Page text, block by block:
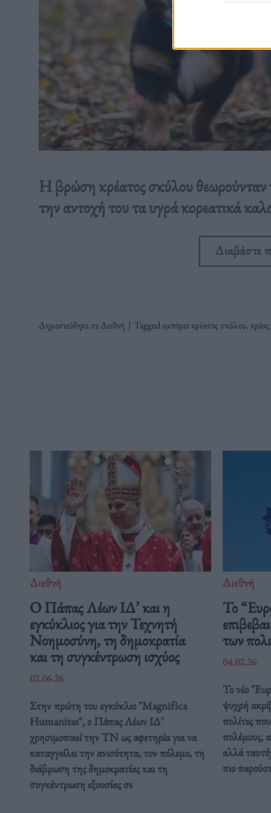
Η βρώση κρέατος σκύλου θεωρούνταν
την αντοχή του τα υγρά κορεατικά
Διαβάστε
Δημοσιεύθηκε σεΔιεθνή | Taggedεμπόριο κρέατος σκύλου,
Διεθνή
Ο Πάπας Λέων ΙΔ’ και η
εγκύκλιος για την Τεχνητή
Νοημοσύνη, τη δημοκρατία
και τη συγκέντρωση ισχύος
02.06.26
Στην πρώτη του εγκύκλιο "Magnifica
Humanitas", ο Πάπας Λέων ΙΔ’
χρησιμοποιεί την ΤΝ ως αφετηρία για να
καταγγείλει την ανισότητα, τον πόλεμο, τη
διάβρωση της δημοκρατίας και τη
συγκέντρωση εξουσίας σε
Διεθνή
Το
των
04.02.26
Το νέο
ψυχρή
πολίτες
πολέμους,
αλλά
πιο